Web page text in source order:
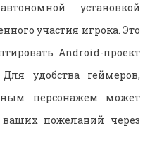
установкой
участия игрока. Это
Android-проект
удобства геймеров,
персонажем может
ваших пожеланий через